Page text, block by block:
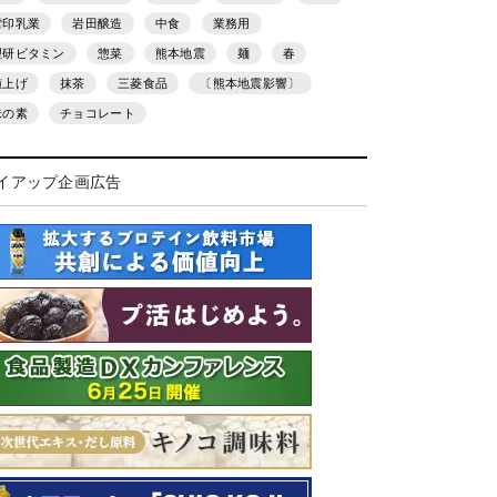
印乳業 岩田醸造 中食 業務用
研ビタミン 惣菜 熊本地震 麺 春
上げ 抹茶 三菱食品 〔熊本地震影響〕
の素 チョコレート
アップ企画広告